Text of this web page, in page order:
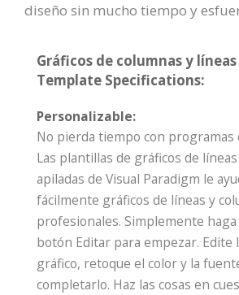
diseño sin mucho tiempo y
Gráficos de columnas y
Template Specifications:
Personalizable:
No pierda tiempo con programas
Las plantillas de gráficos de
apiladas de Visual Paradigm le
fácilmente gráficos de líneas y
profesionales. Simplemente haga
botón Editar para empezar. Edite
gráfico, retoque el color y la
completarlo. Haz las cosas en